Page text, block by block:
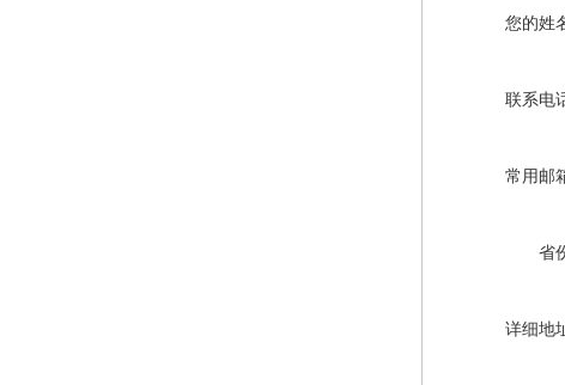
您的姓
联系电
常用邮
省
详细地